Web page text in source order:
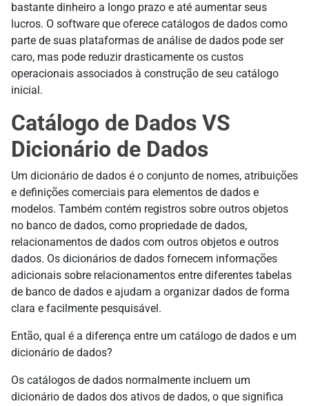
bastante dinheiro a longo prazo e até aumentar seus
lucros. O software que oferece catálogos de dados como
parte de suas plataformas de análise de dados pode ser
caro, mas pode reduzir drasticamente os custos
operacionais associados à construção de seu catálogo
inicial.
Catálogo de Dados VS
Dicionário de Dados
Um dicionário de dados é o conjunto de nomes, atribuições
e definições comerciais para elementos de dados e
modelos. Também contém registros sobre outros objetos
no banco de dados, como propriedade de dados,
relacionamentos de dados com outros objetos e outros
dados. Os dicionários de dados fornecem informações
adicionais sobre relacionamentos entre diferentes tabelas
de banco de dados e ajudam a organizar dados de forma
clara e facilmente pesquisável.
Então, qual é a diferença entre um catálogo de dados e um
dicionário de dados?
Os catálogos de dados normalmente incluem um
dicionário de dados dos ativos de dados, o que significa